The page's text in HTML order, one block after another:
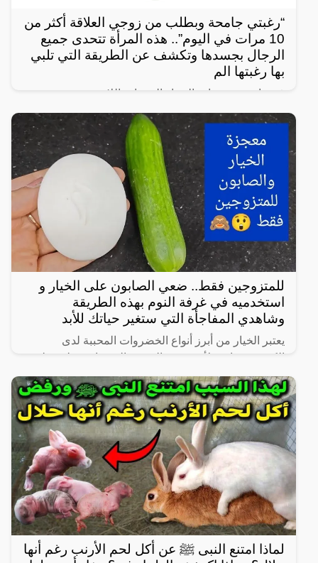
“رغبتي جامحة وبطلب من زوجي العلاقة أكثر من
10 مرات في اليوم”.. هذه المرأة تتحدى جميع
الرجال بجسدها وتكشف عن الطريقة التي تلبي
بها رغبتها الم
في واحدة من نوادر النساء العربيات اللاتي يعشن شهوة
مفرطة في الرغبة بالعلاقة الجنسية، سواءً ضمن علاقة
زوجية مشروعة أو علاقة محرمة مع الرجال، ففي هذا
المقال
للمتزوجين فقط.. ضعي الصابون على الخيار و
استخدميه في غرفة النوم بهذه الطريقة
وشاهدي المفاجأة التي ستغير حياتك للأبد
يعتبر الخيار من أبرز أنواع الخضروات المحببة لدى
الكثيرين، خاصة لأنه شبه خالي من السعرات وطعمه لذيذ
ومنعش، وله فوائد كثيرة لأنه غني بالفيتامينات والمعادن،
كما
لماذا امتنع النبى ﷺ عن أكل لحم الأرنب رغم أنها